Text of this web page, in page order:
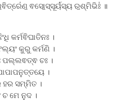
ଵସୋ॒ସ୍ସୂର୍ୟ॑ସ୍ୟ ର॒ଶ୍ମିଭିଃ॑ ॥
କର୍ମଵିଘାତିନଃ ।
କୁରୁ କର୍ମଣି ।
ପଲ୍ଲଵତ୍ଵ ଚଃ ।
।
ସମ୍ମିତ ।
ଚ ମେ ନୁଦ ।